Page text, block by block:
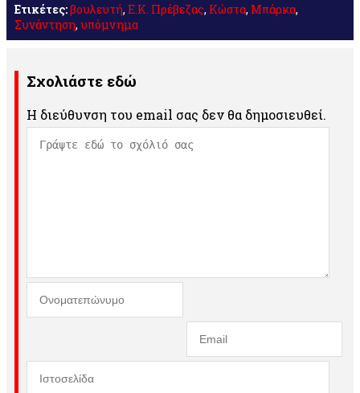
Ετικέτες:βουλευτή, Ε.Κ. Πρέβεζας, Κώστα, Μπάρκα,
Συνάντηση, υπόμνημα
Σχολιάστε εδώ
Η διεύθυνση του email σας δεν θα δημοσιευθεί.